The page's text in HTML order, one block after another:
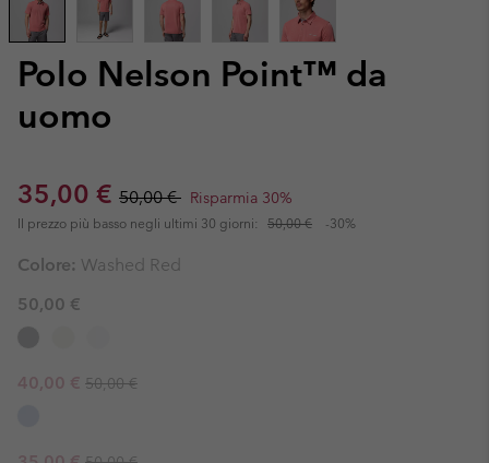
Polo Nelson Point™ da
uomo
Sale price:
35,00 € Regular price:
50,00 € Risparmia 30%
Il prezzo più basso negli ultimi 30 giorni: 50,00 € -30%
Colore: Washed Red
50,00 €
Sale price:
40,00 € Regular price:
50,00 €
Regular price: